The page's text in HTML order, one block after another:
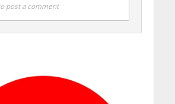
post a comment